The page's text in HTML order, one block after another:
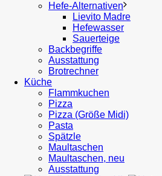
Hefe-Alternativen
Lievito Madre
Hefewasser
Sauerteige
Backbegriffe
Ausstattung
Brotrechner
Küche
Flammkuchen
Pizza
Pizza (Größe Midi)
Pasta
Spätzle
Maultaschen
Maultaschen, neu
Ausstattung